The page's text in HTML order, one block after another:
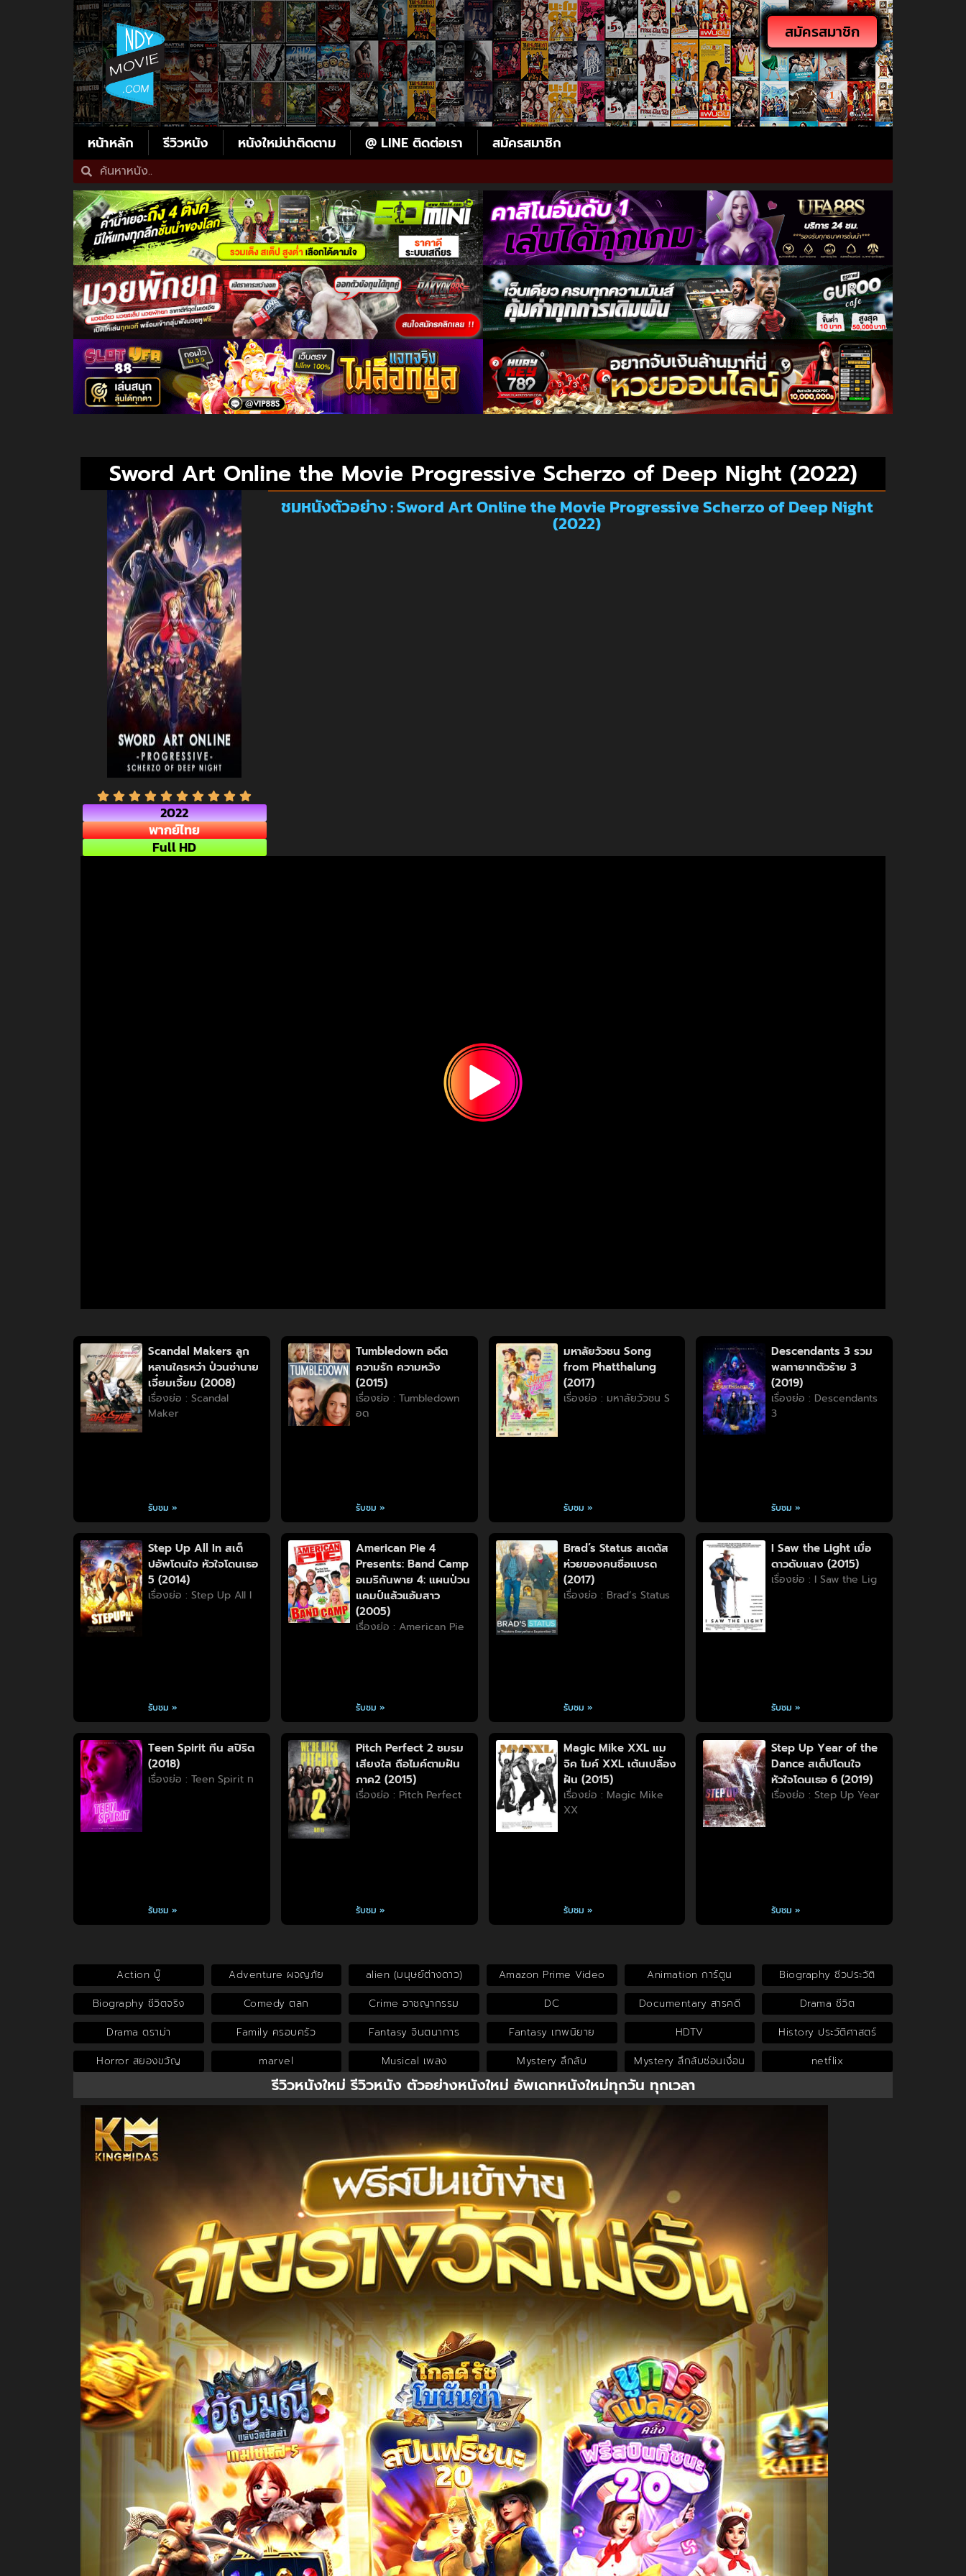
สมัครสมาชิก
หน้าหลัก รีวิวหนัง หนังใหม่น่าติดตาม @ LINE ติดต่อเรา สมัครสมาชิก
Sword Art Online the Movie Progressive Scherzo of Deep Night (2022)
2022
พากย์ไทย
Full HD
ชมหนังตัวอย่าง : Sword Art Online the Movie Progressive Scherzo of Deep Night
(2022)
Scandal Makers ลูก
หลานใครหว่า ป่วนซ่านาย
เจี๋ยมเจี้ยม (2008)
เรื่องย่อ : Scandal
Maker
รับชม »
Tumbledown อดีต
ความรัก ความหวัง
(2015)
เรื่องย่อ : Tumbledown
อด
รับชม »
มหาลัยวัวชน Song
from Phatthalung
(2017)
เรื่องย่อ : มหาลัยวัวชน S
รับชม »
Descendants 3 รวม
พลทายาทตัวร้าย 3
(2019)
เรื่องย่อ : Descendants
3
รับชม »
Step Up All In สเต็
ปอัพโดนใจ หัวใจโดนเธอ
5 (2014)
เรื่องย่อ : Step Up All I
รับชม »
American Pie 4
Presents: Band Camp
อเมริกันพาย 4: แผนป่วน
แคมป์แล้วแอ้มสาว
(2005)
เรื่องย่อ : American Pie
รับชม »
Brad’s Status สเตตัส
ห่วยของคนชื่อแบรด
(2017)
เรื่องย่อ : Brad’s Status
รับชม »
I Saw the Light เมื่อ
ดาวดับแสง (2015)
เรื่องย่อ : I Saw the Lig
รับชม »
Teen Spirit ทีน สปิริต
(2018)
เรื่องย่อ : Teen Spirit ท
รับชม »
Pitch Perfect 2 ชมรม
เสียงใส ถือไมค์ตามฝัน
ภาค2 (2015)
เรื่องย่อ : Pitch Perfect
รับชม »
Magic Mike XXL แม
จิค ไมค์ XXL เต้นเปลื้อง
ฝัน (2015)
เรื่องย่อ : Magic Mike
XX
รับชม »
Step Up Year of the
Dance สเต็ปโดนใจ
หัวใจโดนเธอ 6 (2019)
เรื่องย่อ : Step Up Year
รับชม »
Action บู๊ Adventure ผจญภัย alien (มนุษย์ต่างดาว) Amazon Prime Video Animation การ์ตูน
Biography ชีวประวัติ
Biography ชีวิตจริง
Comedy ตลก Crime อาชญากรรม DC Documentary สารคดี
Drama ชีวิต
Drama ดราม่า
Family ครอบครัว Fantasy จินตนาการ Fantasy เทพนิยาย HDTV
History ประวัติศาสตร์
Horror สยองขวัญ
marvel Musical เพลง Mystery ลึกลับ Mystery ลึกลับซ่อนเงื่อน netflix
รีวิวหนังใหม่ รีวิวหนัง ตัวอย่างหนังใหม่ อัพเดทหนังใหม่ทุกวัน ทุกเวลา